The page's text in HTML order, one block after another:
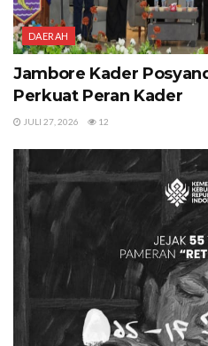
DAERAH
Jambore Kader
Perkuat Peran Kader
JULI 27, 2026 12